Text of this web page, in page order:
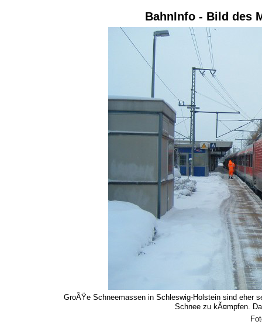
BahnInfo - Bild des
GroÃŸe Schneemassen in Schleswig-Holstein sind eher
Schnee zu kÃ¤mpfen.